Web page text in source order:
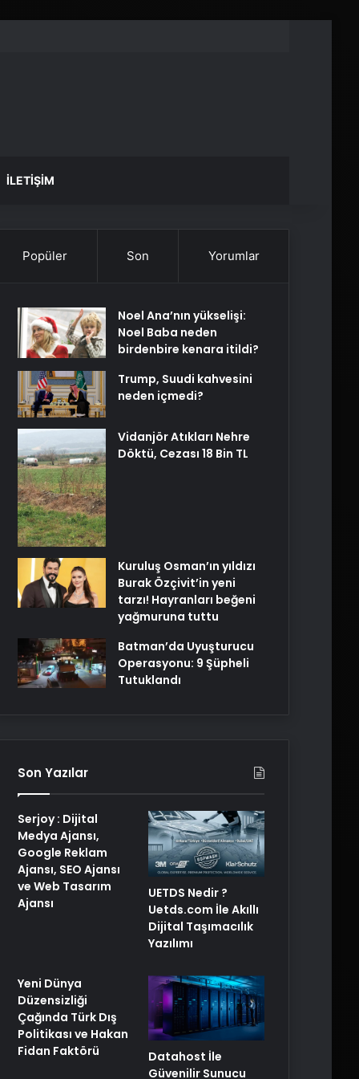
İLETIŞIM
Popüler Son Yorumlar
Noel Ana’nın yükselişi:
Noel Baba neden
birdenbire kenara itildi?
Trump, Suudi kahvesini
neden içmedi?
Vidanjör Atıkları Nehre
Döktü, Cezası 18 Bin TL
Kuruluş Osman’ın yıldızı
Burak Özçivit’in yeni
tarzı! Hayranları beğeni
yağmuruna tuttu
Batman’da Uyuşturucu
Operasyonu: 9 Şüpheli
Tutuklandı
Son Yazılar
Serjoy : Dijital
Medya Ajansı,
Google Reklam
Ajansı, SEO Ajansı
ve Web Tasarım
Ajansı
UETDS Nedir ?
Uetds.com İle Akıllı
Dijital Taşımacılık
Yazılımı
Yeni Dünya
Düzensizliği
Çağında Türk Dış
Politikası ve Hakan
Fidan Faktörü
Datahost İle
Güvenilir Sunucu